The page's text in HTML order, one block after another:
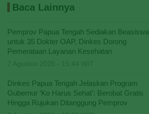
Baca Lainnya
Pemprov Papua Tengah Sediakan Beasiswa
untuk 35 Dokter OAP, Dinkes Dorong
Pemerataan Layanan Kesehatan
Dinkes Papua Tengah Jelaskan Program
Gubernur ‘Ko Harus Sehat’: Berobat Gratis
Hingga Rujukan Ditanggung Pemprov